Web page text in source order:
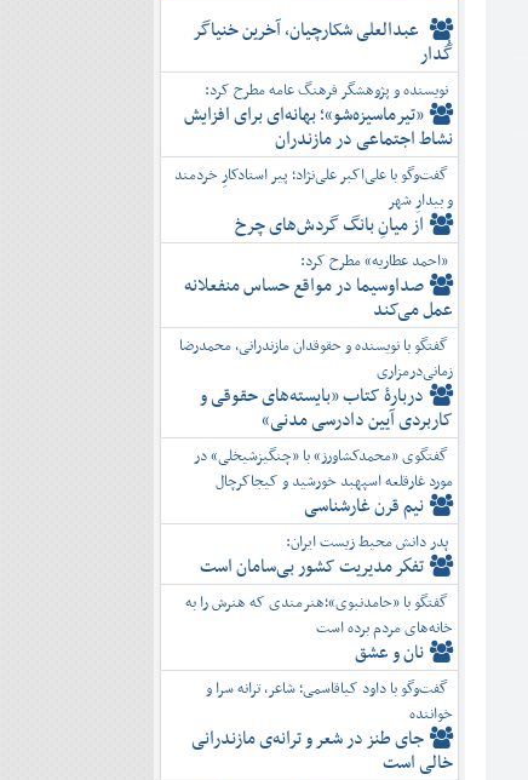
عبدالعلی شکارچیان، آخرین خنیاگر
گُدار
نویسنده و پژوهشگر فرهنگ عامه مطرح کرد:
«تیرماسیزه‌شو»؛ بهانه‌ای برای افزایش
نشاط اجتماعی در مازندران
گفت‌وگو با علی‌اکبر علی‌نژاد؛ پیر استادکارِ خردمند
و بیدارِ شهر
از میانِ بانگ گردش‌های چرخ
«احمد عطاریه» مطرح کرد:
صداوسیما در مواقع حساس منفعلانه
عمل می‌کند
گفتگو با نویسنده و حقوقدان مازندرانی، محمدرضا
زمانی‌درمزاری
دربارۀ کتاب ”بایسته‌های حقوقی و
کاربردی آیین دادرسی مدنی»
گفتگوی «محمدکشاورز» با «چنگیزشیخلی» در
مورد غارقلعه اسپهبد خورشید و کیجاکرچال
نیم قرن غارشناسی
پدر دانش محیط زیست ایران:
تفكر مديريت کشور بی‌سامان است
گفتگو با «حامدنبوی»؛هنرمندی که هنرش را به
خانه‌های مردم برده است
نان و عشق
گفت‌وگو با داود کیاقاسمی؛ شاعر، ترانه سرا و
خواننده
جای طنز در شعر و ترانه‌ی مازندرانی
خالی است